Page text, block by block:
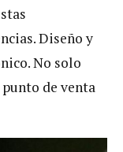
Diseño y
No solo
de venta